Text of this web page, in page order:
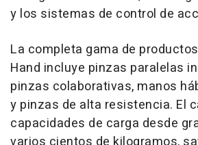
y los sistemas de control de
La completa gama de
Hand incluye pinzas paralelas
pinzas colaborativas, manos
y pinzas de alta resistencia. El
capacidades de carga desde